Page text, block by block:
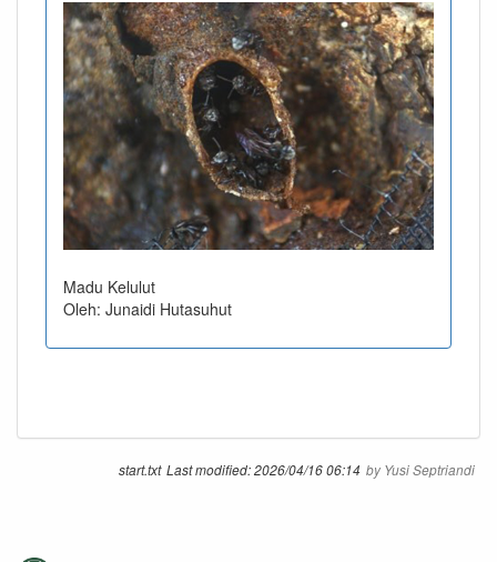
Madu Kelulut
Oleh: Junaidi Hutasuhut
start.txt Last modified:2026/04/16 06:14 by Yusi Septriandi